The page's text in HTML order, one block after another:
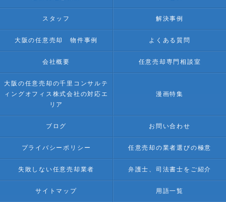
スタッフ 解決事例
大阪の任意売却 物件事例 よくある質問
会社概要 任意売却専門相談室
大阪の任意売却の千里コンサルテ
ィングオフィス株式会社の対応エ
リア
漫画特集
ブログ お問い合わせ
プライバシーポリシー 任意売却の業者選びの極意
失敗しない任意売却業者 弁護士、司法書士をご紹介
サイトマップ 用語一覧